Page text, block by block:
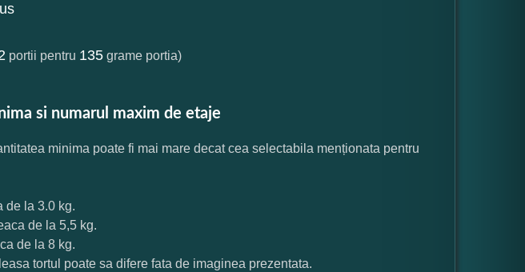
portii pentru 135 grame portia)
si numarul maxim de etaje
minima poate fi mai mare decat cea selectabila menționata pentru
de la 3.0 kg.
de la 5,5 kg.
de la 8 kg.
tortul poate sa difere fata de imaginea prezentata.